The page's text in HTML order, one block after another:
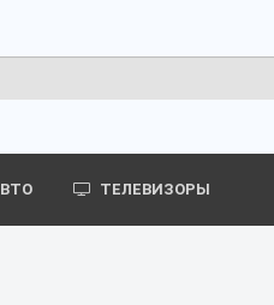
ТЕЛЕВИЗОРЫ